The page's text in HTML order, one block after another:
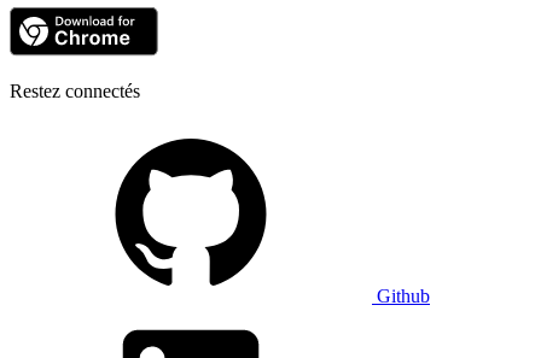
Restez connectés
Github